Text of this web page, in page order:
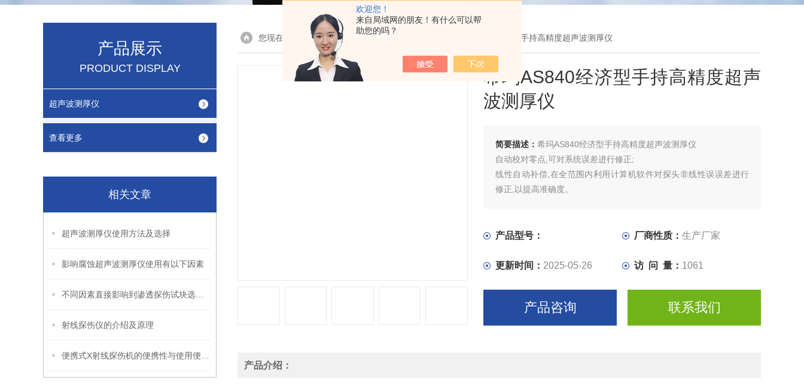
欢迎您！
来自局域网的朋友！有什么可以帮
助您的吗？
产品展示
PRODUCT DISPLAY
超声波测厚仪
查看更多
相关文章
超声波测厚仪使用方法及选择
影响腐蚀超声波测厚仪使用有以下因素
射线探伤仪的介绍及原理
您现在的位置：首页> 产品展示 > > > 希玛AS840经济型手持高精度超声波测厚仪
希玛AS840经济型手持高精度超声
波测厚仪
简要描述：希玛AS840经济型手持高精度超声波测厚仪
自动校对零点,可对系统误差进行修正;
线性自动补偿,在全范围内利用计算机软件对探头非线性误误差进行
修正,以提高准确度。
存储功能:可存储十个厚度值,关机后数据不会丢失，为高空及野外工
产品型号： 厂商性质：生产厂家
更新时间： 2025-05-26 访 问 量： 1061
产品咨询 联系我们
产品介绍：